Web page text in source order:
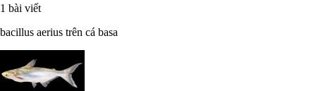
1 bài viết
bacillus aerius trên cá basa